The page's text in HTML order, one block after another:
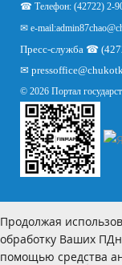
☎ Телефон: (42722) 2-
✉ e-mail:
Пресс-служба ☎
✉ pressoffice
© 2026 Портал
Продолжая
обработку Ваших
помощью средства